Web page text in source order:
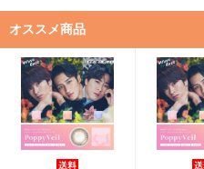
オススメ商品